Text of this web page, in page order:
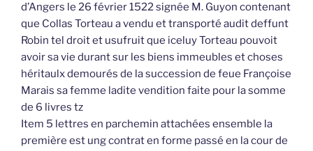
d’Angers le 26 février 1522 signée M. Guyon contenant
que Collas Torteau a vendu et transporté audit deffunt
Robin tel droit et usufruit que iceluy Torteau pouvoit
avoir sa vie durant sur les biens immeubles et choses
héritaulx demourés de la succession de feue Françoise
Marais sa femme ladite vendition faite pour la somme
de 6 livres tz
Item 5 lettres en parchemin attachées ensemble la
première est ung contrat en forme passé en la cour de